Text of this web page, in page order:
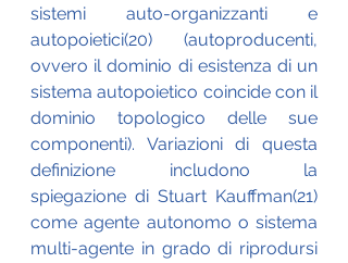
sistemi auto-organizzanti e
autopoietici(20) (autoproducenti,
ovvero il dominio di esistenza di un
sistema autopoietico coincide con il
dominio topologico delle sue
componenti). Variazioni di questa
definizione includono la
spiegazione di Stuart Kauffman(21)
come agente autonomo o sistema
multi-agente in grado di riprodursi